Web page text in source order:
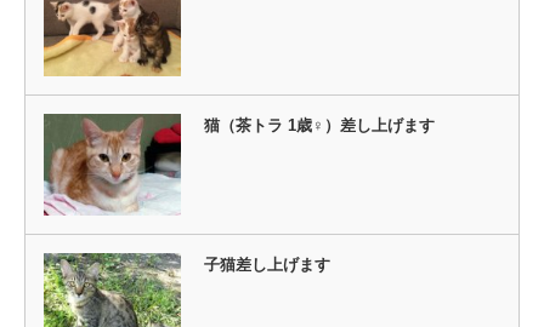
猫（茶トラ 1歳♀）差し上げます
子猫差し上げます